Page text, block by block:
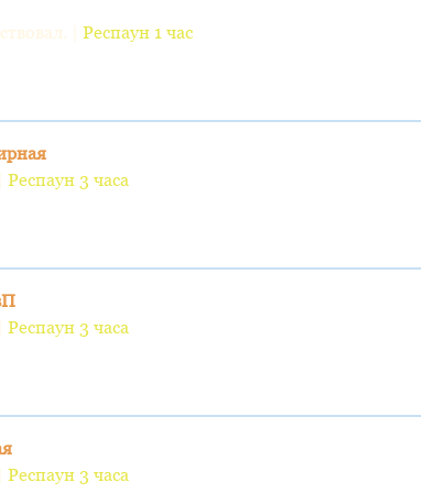
| Респаун 1 час
Респаун 3 часа
Респаун 3 часа
Респаун 3 часа